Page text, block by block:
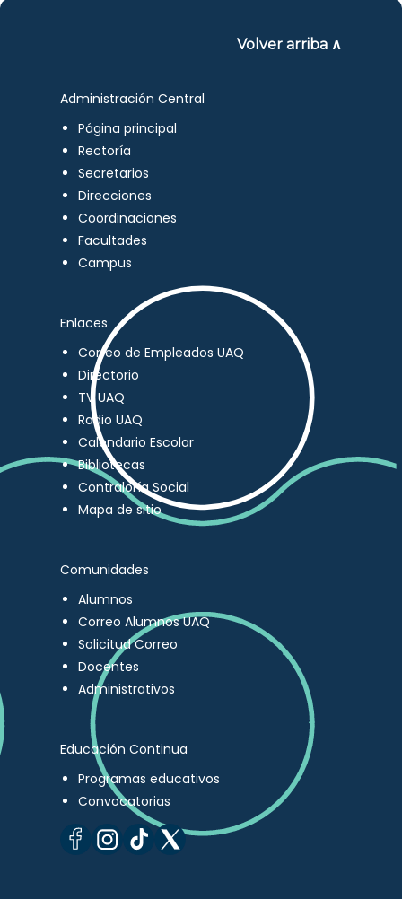
Volver arriba ∧
Administración Central
Página principal
Rectoría
Secretarios
Direcciones
Coordinaciones
Facultades
Campus
Enlaces
Correo de Empleados UAQ
Directorio
TV UAQ
Radio UAQ
Calendario Escolar
Bibliotecas
Contraloría Social
Mapa de sitio
Comunidades
Alumnos
Correo Alumnos UAQ
Solicitud Correo
Docentes
Administrativos
Educación Continua
Programas educativos
Convocatorias